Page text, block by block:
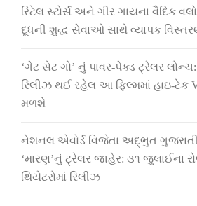
રિટેલ સ્ટોર્સ અને ગીર ગાયના વૈદિક
દૂધની શુદ્ધ સેવાઓ સાથે વ્યાપક
‘ગેટ સેટ ગો’ નું પાવર-પેક્ડ ટ્રેલર
રિલીઝ થઈ રહેલ આ ફિલ્મમાં હાઇ-ટેક
મળશે
નેશનલ એવોર્ડ વિજેતા અદ્ભુત
‘મારણ’નું ટ્રેલર જાહેર: ૩૧ જુલાઈના
થિયેટરોમાં રિલીઝ